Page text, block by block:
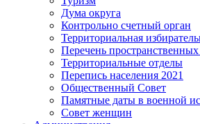
Дума округа
Контрольно счетный орган
Территориальная
Перечень
Территориальные отделы
Перепись населения 2021
Общественный Совет
Памятные даты в военной
Совет женщин